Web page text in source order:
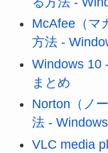
McAfee（マ
方法 -
Windows 10
まとめ
Norton（ノ
法 -
VLC media